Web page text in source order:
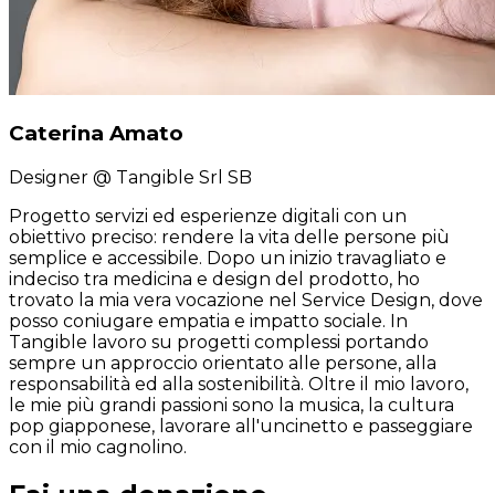
Caterina Amato
Designer @ Tangible Srl SB
Progetto servizi ed esperienze digitali con un
obiettivo preciso: rendere la vita delle persone più
semplice e accessibile. Dopo un inizio travagliato e
indeciso tra medicina e design del prodotto, ho
trovato la mia vera vocazione nel Service Design, dove
posso coniugare empatia e impatto sociale. In
Tangible lavoro su progetti complessi portando
sempre un approccio orientato alle persone, alla
responsabilità ed alla sostenibilità. Oltre il mio lavoro,
le mie più grandi passioni sono la musica, la cultura
pop giapponese, lavorare all'uncinetto e passeggiare
con il mio cagnolino.